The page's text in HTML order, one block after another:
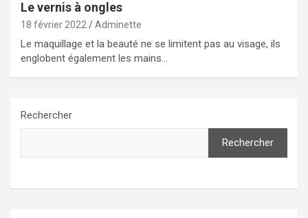
Le vernis à ongles
18 février 2022 Adminette
Le maquillage et la beauté ne se limitent pas au visage, ils
englobent également les mains…
Rechercher
Rechercher